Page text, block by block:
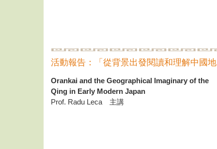
活動報告：「從背景出發閱讀和理解中國
Orankai and the Geographical Imaginary of the
Qing in Early Modern Japan
Prof. Radu Leca 主講